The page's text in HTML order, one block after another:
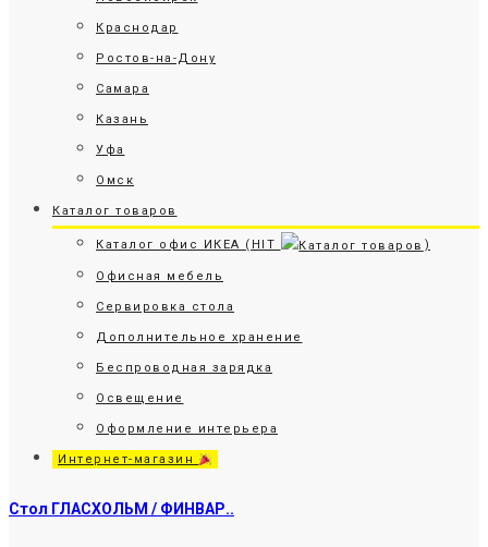
Краснодар
Ростов-на-Дону
Самара
Казань
Уфа
Омск
Каталог товаров
Каталог офис ИКЕА (HIT )
Офисная мебель
Сервировка стола
Дополнительное хранение
Беспроводная зарядка
Освещение
Оформление интерьера
Интернет-магазин
Стол ГЛАСХОЛЬМ / ФИНВАР..